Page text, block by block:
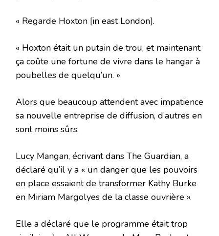
« Regarde Hoxton [in east London].
« Hoxton était un putain de trou, et maintenant
ça coûte une fortune de vivre dans le hangar à
poubelles de quelqu’un. »
Alors que beaucoup attendent avec impatience
sa nouvelle entreprise de diffusion, d’autres en
sont moins sûrs.
Lucy Mangan, écrivant dans The Guardian, a
déclaré qu’il y a « un danger que les pouvoirs
en place essaient de transformer Kathy Burke
en Miriam Margolyes de la classe ouvrière ».
Elle a déclaré que le programme était trop